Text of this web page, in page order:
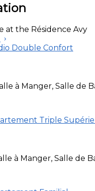
at the Résidence Avy
à Manger, Salle de
à Manger, Salle de